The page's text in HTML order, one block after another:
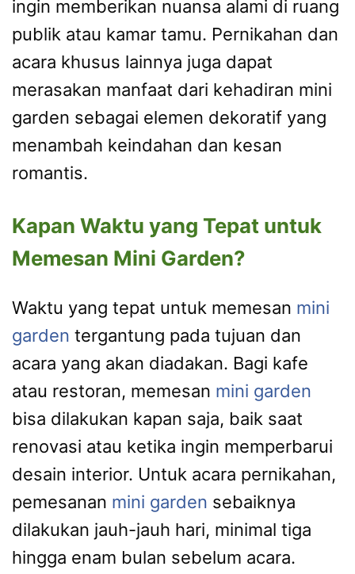
ingin memberikan nuansa alami di ruang
publik atau kamar tamu. Pernikahan dan
acara khusus lainnya juga dapat
merasakan manfaat dari kehadiran mini
garden sebagai elemen dekoratif yang
menambah keindahan dan kesan
romantis.
Kapan Waktu yang Tepat untuk
Memesan Mini Garden?
Waktu yang tepat untuk memesan mini
garden tergantung pada tujuan dan
acara yang akan diadakan. Bagi kafe
atau restoran, memesan mini garden
bisa dilakukan kapan saja, baik saat
renovasi atau ketika ingin memperbarui
desain interior. Untuk acara pernikahan,
pemesanan mini garden sebaiknya
dilakukan jauh-jauh hari, minimal tiga
hingga enam bulan sebelum acara.